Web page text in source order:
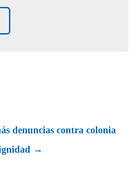
denuncias contra colonia
→